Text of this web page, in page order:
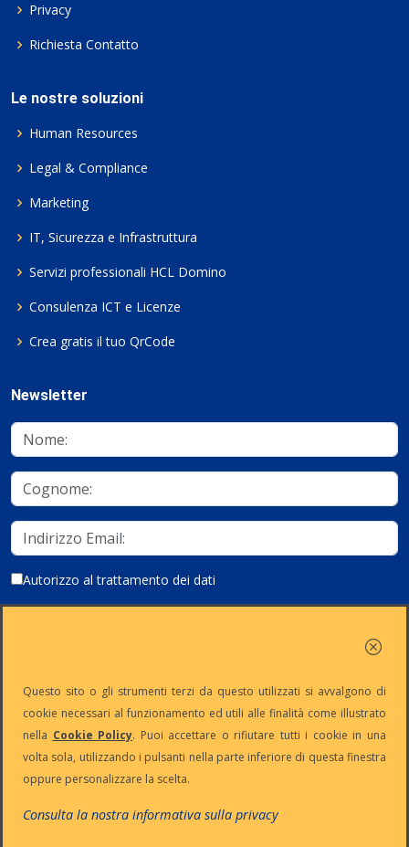
Privacy
Richiesta Contatto
Le nostre soluzioni
Human Resources
Legal & Compliance
Marketing
IT, Sicurezza e Infrastruttura
Servizi professionali HCL Domino
Consulenza ICT e Licenze
Crea gratis il tuo QrCode
Newsletter
Autorizzo al trattamento dei dati
Partita Iva:
IT13383650150
Capitale
Sociale: €
10.500 i.v.
Iscrizione
REA n° MI-
Reg. Imp. n°
MI-2001-
: digiway@legalmail.it
Questo sito o gli strumenti terzi da questo utilizzati si avvalgono di
cookie necessari al funzionamento ed utili alle finalità come illustrato
nella Cookie Policy. Puoi accettare o rifiutare tutti i cookie in una
volta sola, utilizzando i pulsanti nella parte inferiore di questa finestra
oppure personalizzare la scelta.
Consulta la nostra informativa sulla privacy